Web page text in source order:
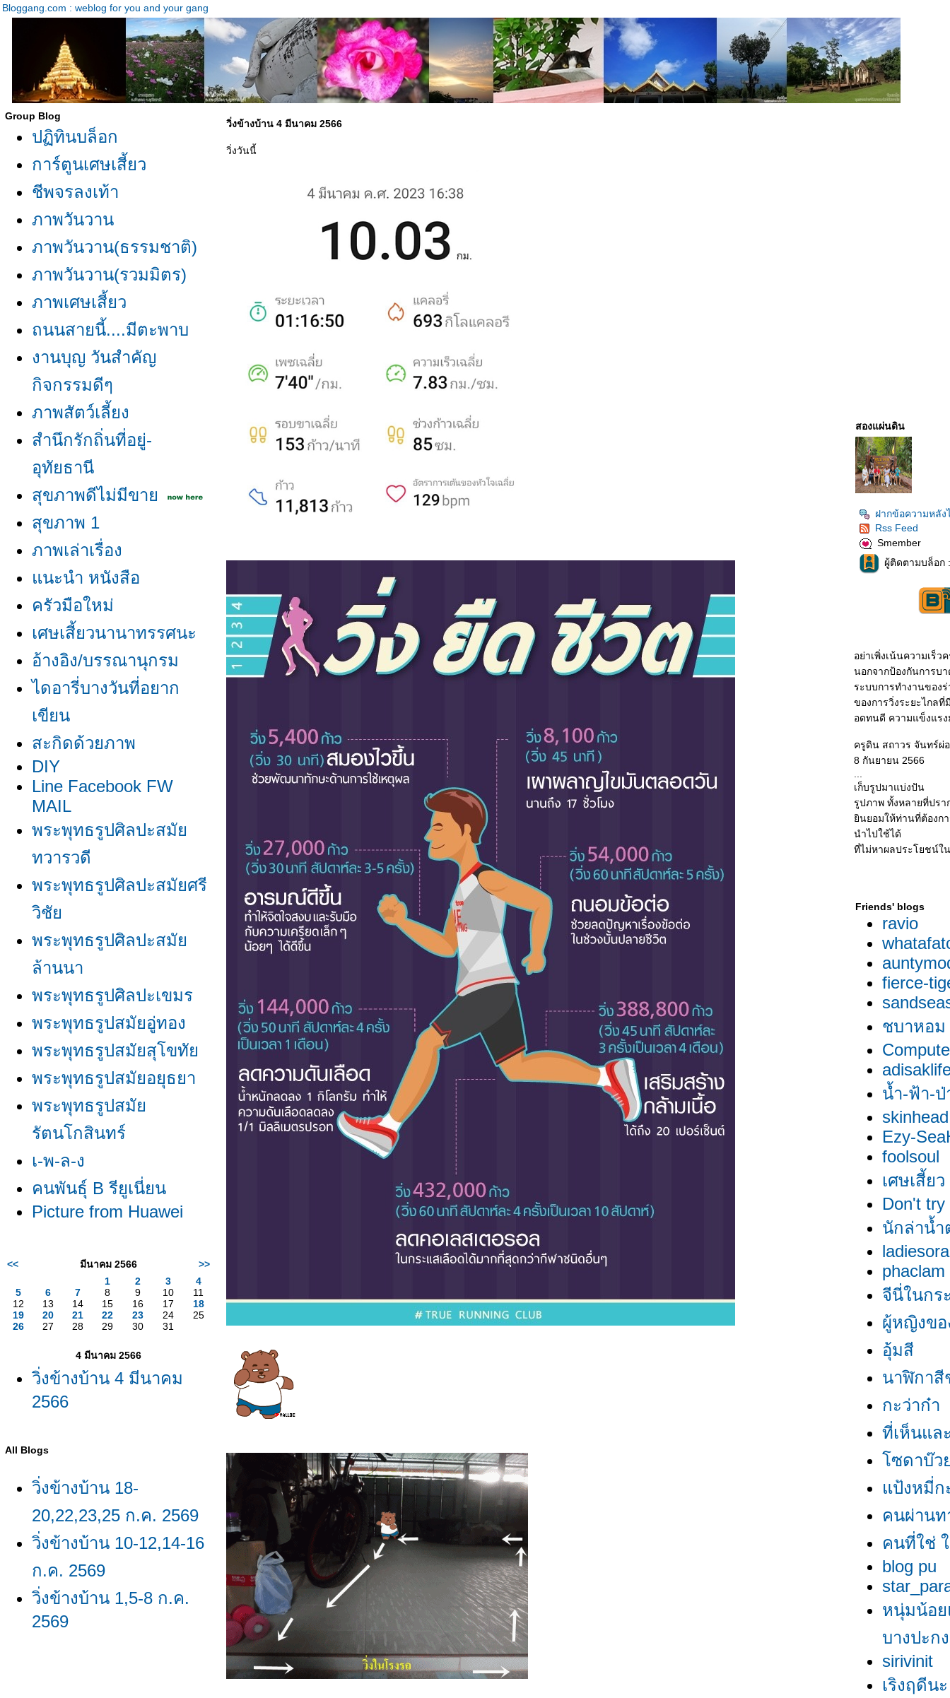
Bloggang.com : weblog for you and your gang
Group Blog
ปฏิทินบล็อก
การ์ตูนเศษเสี้ยว
ชีพจรลงเท้า
ภาพวันวาน
ภาพวันวาน(ธรรมชาติ)
ภาพวันวาน(รวมมิตร)
ภาพเศษเสี้ยว
ถนนสายนี้....มีตะพาบ
งานบุญ วันสำคัญ
กิจกรรมดีๆ
ภาพสัตว์เลี้ยง
สำนึกรักถิ่นที่อยู่-
อุทัยธานี
สุขภาพดีไม่มีขา
สุขภาพ 1
ภาพเล่าเรื่อง
นะนำ หนังสือ
ครัวมือใหม่
เศษเสี้ยวนานาทรรศนะ
อ้างอิง/บรรณานุกรม
ไดอารี่บางวันที่อยาก
เขียน
สะกิดด้วยภาพ
DIY
Line Facebook FW
MAIL
พระพุทธรูปศิลปะสมั
ทวารวดี
พระพุทธรูปศิลปะสมัยศรี
วิชั
พระพุทธรูปศิลปะสมั
ล้านนา
พระพุทธรูปศิลปะเขมร
พระพุทธรูปสมัยอู่ทอง
พระพุทธรูปสมัยสุโขทั
พระพุทธรูปสมัยอยุธยา
พระพุทธรูปสมั
รัตนโกสินทร์
เ-พ-ล-ง
คนพันธุ์ B รียูเนี่ยน
Picture from Huawei
<< มีนาคม 2566
>>
1
2 3
4
5
6 7 8 9 10
11
12
13 14 15 16 17
18
19
20 21 22 23 24
25
26
27 28 29 30 31
4 มีนาคม 2566
วิ่งข้างบ้าน 4 มีนาคม
2566
All Blogs
วิ่งข้างบ้าน 18-
20,22,23,25 ก.ค. 2569
วิ่งข้างบ้าน 10-12,14-16
ก.ค. 2569
วิ่งข้างบ้าน 1,5-8 ก.ค.
2569
วิ่งข้างบ้าน 4 มีนาคม 2566
วิ่งวันนี้
สองแผ่นดิน
ฝากข้อความหลัง
Rss Feed
Smember
ผู้ติดตามบล็อก
อย่าเพิ่งเน้นความเร็
นอกจากป้องกันการบ
ระบบการทำงานของ
ของการวิ่งระยะไกล
อดทนดี ความแข็งแร
ครูดิน สถาวร จันทร์ผ่
8 กันยายน 2566
เก็บรูปมาแบ่งปัน
รูปภาพ ทั้งหลายที่ปรา
นยอมให้ท่านที่ต้องก
นำไปใช้ได้
ที่ไม่หาผลประโยชน์ใ
Friends' blogs
ravio
fierce-
ชบาหอม
Compute
น้ำ-ฟ้า-ป่
skinhead
Ezy-
foolsoul
เศษเสี้ยว
Don't
นักล่าน้ำ
phaclam
จีนี่ในกร
ผู้หญิงขอ
อุ้มสี
นาฬิกา
กะว่าก๋า
ที่เห็นแล
ซดาบ๊
ป้งหมี่ก
คนผ่านท
คนที่ใช่
blog pu
หนุ่มน้อ
บางปะกง
sirivinit
เริงฤดีนะ